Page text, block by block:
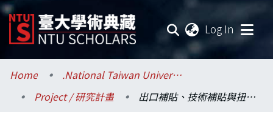
Log In
Communities & Collections
Research Outputs
Home
.National Taiwan University / 國立臺灣大學
Project / 研究計畫
出口補貼、技術補貼與扭曲性租稅